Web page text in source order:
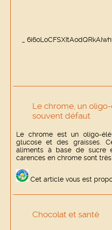
_ 6i6oLoCFSXItAodQRkAIw
Le chrome, un
souvent défaut
Le chrome est un oligo-
glucose et des graisses.
aliments à base de sucre
carences en chrome sont
Cet article vous est
Chocolat et santé